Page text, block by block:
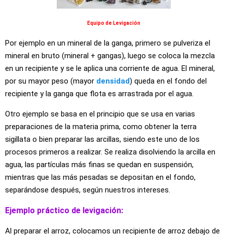
Equipo de Levigación
Por ejemplo en un mineral de la ganga, primero se pulveriza el
mineral en bruto (mineral + gangas), luego se coloca la mezcla
en un recipiente y se le aplica una corriente de agua. El mineral,
por su mayor peso (mayor densidad) queda en el fondo del
recipiente y la ganga que flota es arrastrada por el agua.
Otro ejemplo se basa en el principio que se usa en varias
preparaciones de la materia prima, como obtener la terra
sigillata o bien preparar las arcillas, siendo este uno de los
procesos primeros a realizar. Se realiza disolviendo la arcilla en
agua, las partículas más finas se quedan en suspensión,
mientras que las más pesadas se depositan en el fondo,
separándose después, según nuestros intereses.
Ejemplo práctico de levigación:
Al preparar el arroz, colocamos un recipiente de arroz debajo de